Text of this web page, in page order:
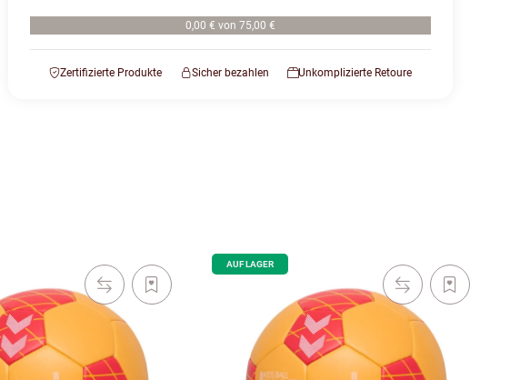
0,00 € von 75,00 €
Zertifizierte Produkte Sicher bezahlen Unkomplizierte Retoure
AUF LAGER